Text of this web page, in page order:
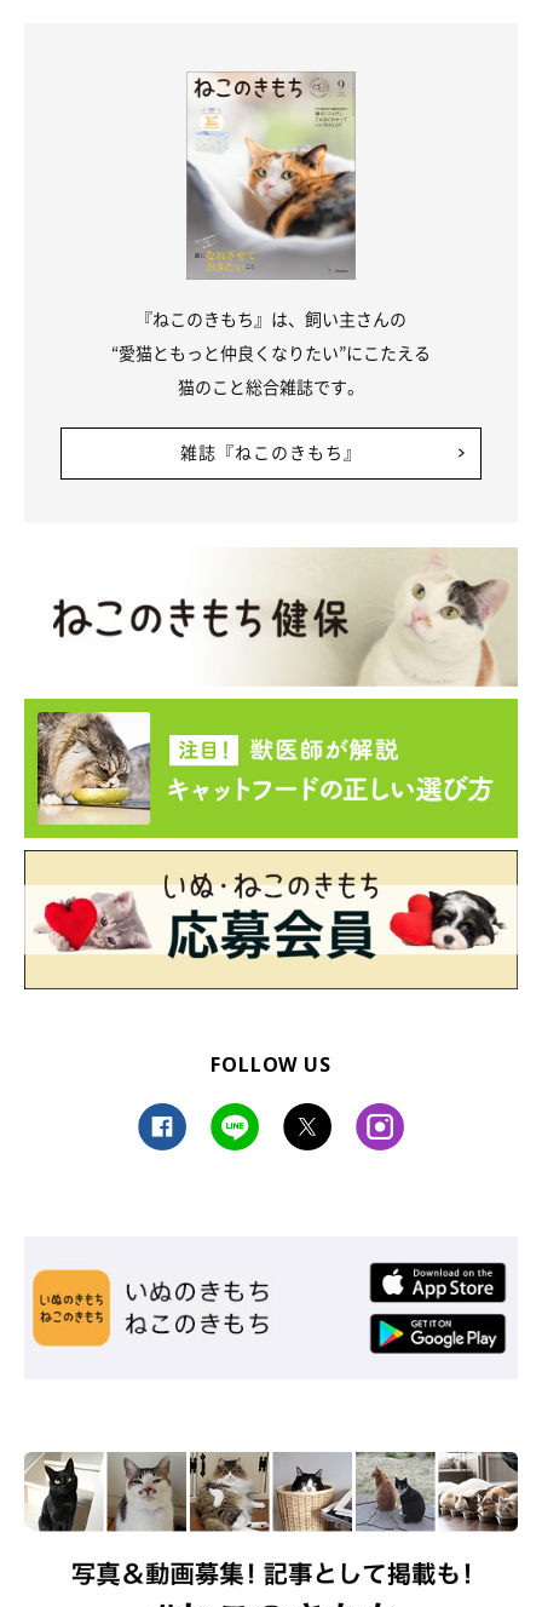
『ねこのきもち』は、飼い主さんの
“愛猫ともっと仲良くなりたい”にこたえる
猫のこと総合雑誌です。
雑誌『ねこのきもち』
FOLLOW US